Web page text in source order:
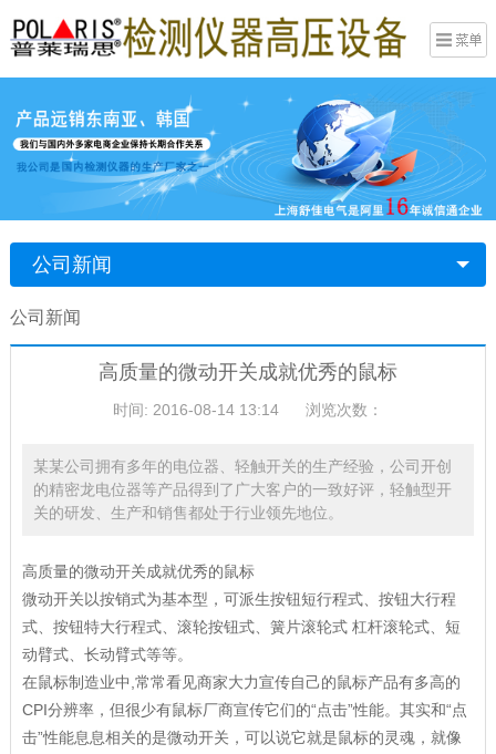
公司新闻
公司新闻
高质量的微动开关成就优秀的鼠标
时间: 2016-08-14 13:14 浏览次数：
某某公司拥有多年的电位器、轻触开关的生产经验，公司开创
的精密龙电位器等产品得到了广大客户的一致好评，轻触型开
关的研发、生产和销售都处于行业领先地位。
高质量的微动开关成就优秀的鼠标
微动开关以按销式为基本型，可派生按钮短行程式、按钮大行程
式、按钮特大行程式、滚轮按钮式、簧片滚轮式 杠杆滚轮式、短
动臂式、长动臂式等等。
在鼠标制造业中,常常看见商家大力宣传自己的鼠标产品有多高的
CPI分辨率，但很少有鼠标厂商宣传它们的“点击”性能。其实和“点
击”性能息息相关的是微动开关，可以说它就是鼠标的灵魂，就像